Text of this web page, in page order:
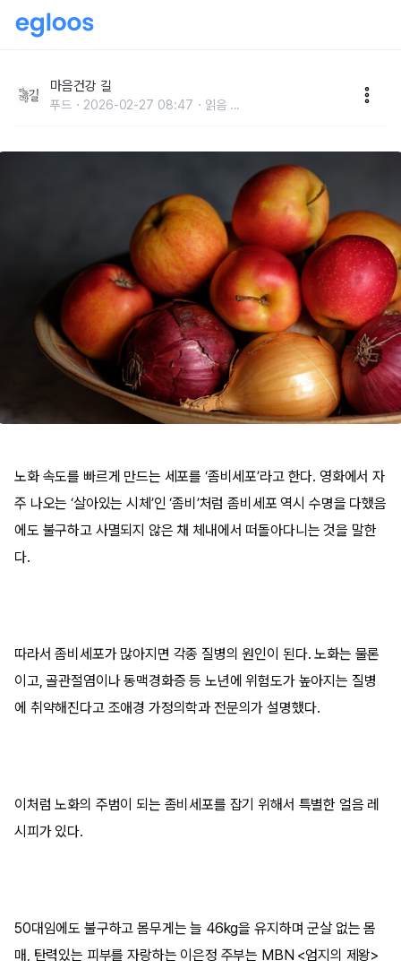
마음건강 길
푸드 2026-02-27 08:47 읽음 ...
노화 속도를 빠르게 만드는 세포를 ‘좀비세포’라고 한다. 영화에서 자
주 나오는 ‘살아있는 시체’인 ‘좀비’처럼 좀비세포 역시 수명을 다했음
에도 불구하고 사멸되지 않은 채 체내에서 떠돌아다니는 것을 말한
다.
따라서 좀비세포가 많아지면 각종 질병의 원인이 된다. 노화는 물론
이고, 골관절염이나 동맥경화증 등 노년에 위험도가 높아지는 질병
에 취약해진다고 조애경 가정의학과 전문의가 설명했다.
이처럼 노화의 주범이 되는 좀비세포를 잡기 위해서 특별한 얼음 레
시피가 있다.
50대임에도 불구하고 몸무게는 늘 46kg을 유지하며 군살 없는 몸
매, 탄력있는 피부를 자랑하는 이은정 주부는 MBN <엄지의 제왕>